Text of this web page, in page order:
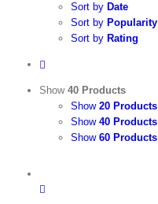
Sort by Date
Sort by Popularity
Sort by Rating
Show 40 Products
Show 20 Products
Show 40 Products
Show 60 Products